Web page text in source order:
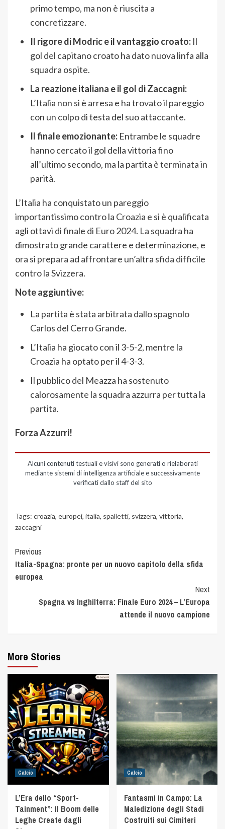
primo tempo, ma non è riuscita a
concretizzare.
Il rigore di Modric e il vantaggio croato: Il
gol del capitano croato ha dato nuova linfa alla
squadra ospite.
La reazione italiana e il gol di Zaccagni:
L’Italia non si è arresa e ha trovato il pareggio
con un colpo di testa del suo attaccante.
Il finale emozionante: Entrambe le squadre
hanno cercato il gol della vittoria fino
all’ultimo secondo, ma la partita è terminata in
parità.
L’Italia ha conquistato un pareggio
importantissimo contro la Croazia e si è qualificata
agli ottavi di finale di Euro 2024. La squadra ha
dimostrato grande carattere e determinazione, e
ora si prepara ad affrontare un’altra sfida difficile
contro la Svizzera.
Note aggiuntive:
La partita è stata arbitrata dallo spagnolo
Carlos del Cerro Grande.
L’Italia ha giocato con il 3-5-2, mentre la
Croazia ha optato per il 4-3-3.
Il pubblico del Meazza ha sostenuto
calorosamente la squadra azzurra per tutta la
partita.
Forza Azzurri!
Alcuni contenuti testuali e visivi sono generati o rielaborati
mediante sistemi di intelligenza artificiale e successivamente
verificati dallo staff del sito
Tags: croazia, europei, italia, spalletti, svizzera, vittoria,
zaccagni
Previous
Italia-Spagna: pronte per un nuovo capitolo della sfida
europea
Next
Spagna vs Inghilterra: Finale Euro 2024 – L’Europa
attende il nuovo campione
More Stories
Calcio
L’Era dello “Sport-
Tainment”: Il Boom delle
Leghe Create dagli
Calcio
Fantasmi in Campo: La
Maledizione degli Stadi
Costruiti sui Cimiteri